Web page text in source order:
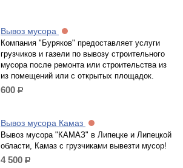
Вывоз мусора
Компания "Буряков" предоставляет услуги
грузчиков и газели по вывозу строительного
мусора после ремонта или строительства из
из помещений или с открытых площадок.
600 р.
Вывоз мусора Камаз
Вывоз мусора "КАМАЗ" в Липецке и Липецкой
области, Камаз с грузчиками вывезти мусор!
4 500 р.